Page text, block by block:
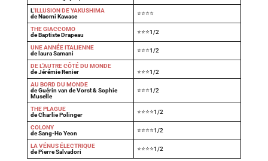
L'ILLUSION DE YAKUSHIMA
de Naomi Kawase
⭐⭐⭐⭐
THE GIACCOMO
de Baptiste Drapeau
⭐⭐⭐1/2
UNE ANNÉE ITALIENNE
de laura Samani
⭐⭐⭐1/2
DE L'AUTRE CÔTÉ DU MONDE
de Jérémie Renier
⭐⭐⭐1/2
AU BORD DU MONDE
de Guérin van de Vorst & Sophie
Muselle
⭐⭐⭐1/2
THE PLAGUE
de Charlie Polinger
⭐⭐⭐⭐1/2
COLONY
de Sang-Ho Yeon
⭐⭐⭐⭐1/2
LA VÉNUS ÉLECTRIQUE
de Pierre Salvadori
⭐⭐⭐⭐1/2